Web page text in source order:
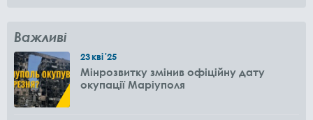
Важливі
23кві'25
Мінрозвитку змінив офіційну дату
окупації Маріуполя